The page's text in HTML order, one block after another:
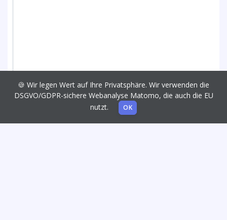
🍪 Wir legen Wert auf Ihre Privatsphäre. Wir verwenden die
DSGVO/GDPR-sichere Webanalyse Matomo, die auch die EU
nutzt.
OK